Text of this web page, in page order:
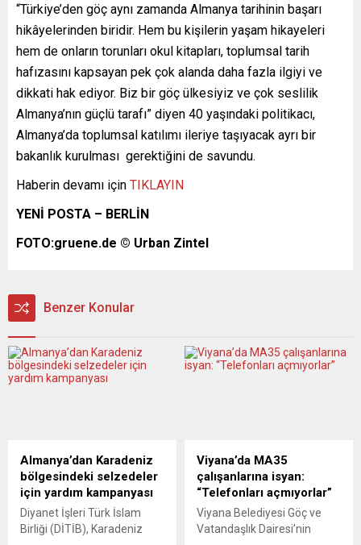
“Türkiye’den göç aynı zamanda Almanya tarihinin başarı
hikâyelerinden biridir. Hem bu kişilerin yaşam hikayeleri
hem de onların torunları okul kitapları, toplumsal tarih
hafızasını kapsayan pek çok alanda daha fazla ilgiyi ve
dikkati hak ediyor. Biz bir göç ülkesiyiz ve çok seslilik
Almanya’nın güçlü tarafı” diyen 40 yaşındaki politikacı,
Almanya’da toplumsal katılımı ileriye taşıyacak ayrı bir
bakanlık kurulması gerektiğini de savundu.
Haberin devamı için TIKLAYIN
YENİ POSTA – BERLİN
FOTO:gruene.de ©️ Urban Zintel
Benzer Konular
Almanya’dan Karadeniz
bölgesindeki selzedeler
için yardım kampanyası
Diyanet İşleri Türk İslam
Birliği (DİTİB), Karadeniz
Viyana’da MA35
çalışanlarına isyan:
“Telefonları açmıyorlar”
Viyana Belediyesi Göç ve
Vatandaşlık Dairesi’nin